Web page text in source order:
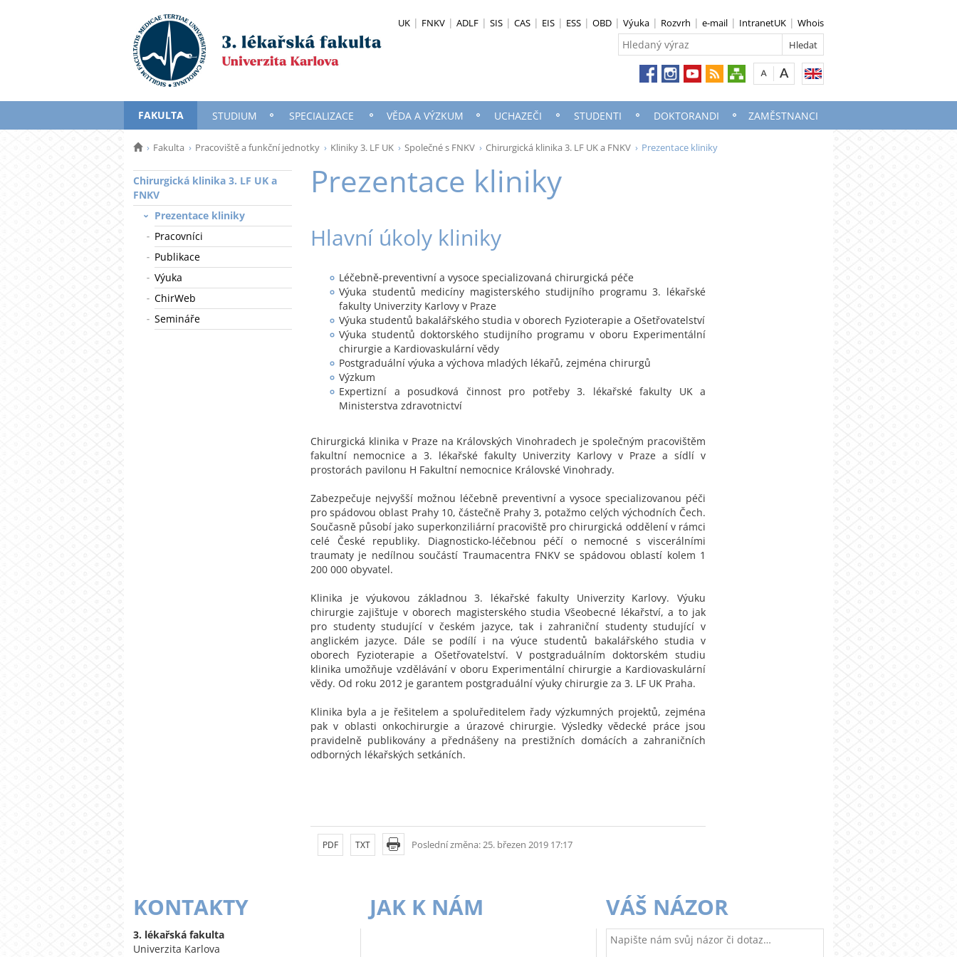
UK FNKV ADLF SIS CAS EIS ESS OBD Výuka Rozvrh e-mail IntranetUK Whois
FAKULTA STUDIUM SPECIALIZACE VĚDA A VÝZKUM UCHAZEČI STUDENTI DOKTORANDI ZAMĚSTNANCI
Fakulta Pracoviště a funkční jednotky Kliniky 3. LF UK Společné s FNKV Chirurgická klinika 3. LF UK a FNKV Prezentace kliniky
Chirurgická klinika 3. LF UK a
FNKV
Prezentace kliniky
Pracovníci
Publikace
Výuka
ChirWeb
Semináře
Prezentace kliniky
Hlavní úkoly kliniky
Léčebně-preventivní a vysoce specializovaná chirurgická péče
Výuka studentů medicíny magisterského studijního programu 3. lékařské
fakulty Univerzity Karlovy v Praze
Výuka studentů bakalářského studia v oborech Fyzioterapie a Ošetřovatelství
Výuka studentů doktorského studijního programu v oboru Experimentální
chirurgie a Kardiovaskulární vědy
Postgraduální výuka a výchova mladých lékařů, zejména chirurgů
Výzkum
Expertizní a posudková činnost pro potřeby 3. lékařské fakulty UK a
Ministerstva zdravotnictví
Chirurgická klinika v Praze na Královských Vinohradech je společným pracovištěm
fakultní nemocnice a 3. lékařské fakulty Univerzity Karlovy v Praze a sídlí v
prostorách pavilonu H Fakultní nemocnice Královské Vinohrady.
Zabezpečuje nejvyšší možnou léčebně preventivní a vysoce specializovanou péči
pro spádovou oblast Prahy 10, částečně Prahy 3, potažmo celých východních Čech.
Současně působí jako superkonziliární pracoviště pro chirurgická oddělení v rámci
celé České republiky. Diagnosticko-léčebnou péčí o nemocné s viscerálními
traumaty je nedílnou součástí Traumacentra FNKV se spádovou oblastí kolem 1
200 000 obyvatel.
Klinika je výukovou základnou 3. lékařské fakulty Univerzity Karlovy. Výuku
chirurgie zajišťuje v oborech magisterského studia Všeobecné lékařství, a to jak
pro studenty studující v českém jazyce, tak i zahraniční studenty studující v
anglickém jazyce. Dále se podílí i na výuce studentů bakalářského studia v
oborech Fyzioterapie a Ošetřovatelství. V postgraduálním doktorském studiu
klinika umožňuje vzdělávání v oboru Experimentální chirurgie a Kardiovaskulární
vědy. Od roku 2012 je garantem postgraduální výuky chirurgie za 3. LF UK Praha.
Klinika byla a je řešitelem a spoluředitelem řady výzkumných projektů, zejména
pak v oblasti onkochirurgie a úrazové chirurgie. Výsledky vědecké práce jsou
pravidelně publikovány a přednášeny na prestižních domácích a zahraničních
odborných lékařských setkáních.
Poslední změna: 25. březen 2019 17:17
PDF TXT
KONTAKTY
3. lékařská fakulta
Univerzita Karlova
JAK K NÁM VÁŠ NÁZOR